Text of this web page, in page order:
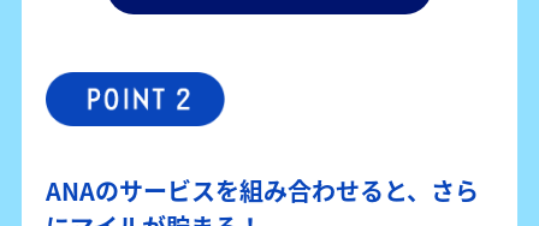
ANAのサービスを組み合わせると、さら